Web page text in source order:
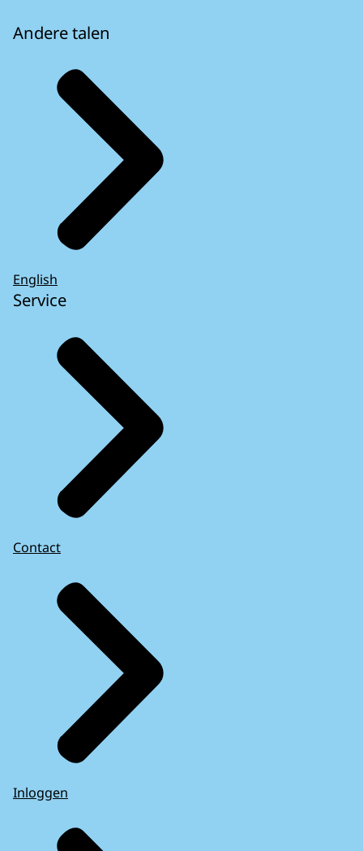
Andere talen
English
Service
Contact
Inloggen